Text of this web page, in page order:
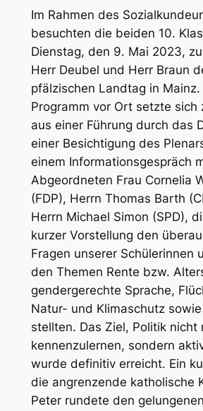
Im Rahmen des
besuchten die beiden 10.
Dienstag, den 9. Mai 2023,
Herr Deubel und Herr Braun
pfälzischen Landtag in Mainz.
Programm vor Ort setzte sich
aus einer Führung durch das
einer Besichtigung des
einem Informationsgespräch
Abgeordneten Frau Cornelia
(FDP), Herrn Thomas Barth
Herrn Michael Simon (SPD),
kurzer Vorstellung den
Fragen unserer Schülerinnen
den Themen Rente bzw.
gendergerechte Sprache,
Natur- und Klimaschutz
stellten. Das Ziel, Politik nicht
kennenzulernen, sondern
wurde definitiv erreicht. Ein
die angrenzende katholische
Peter rundete den